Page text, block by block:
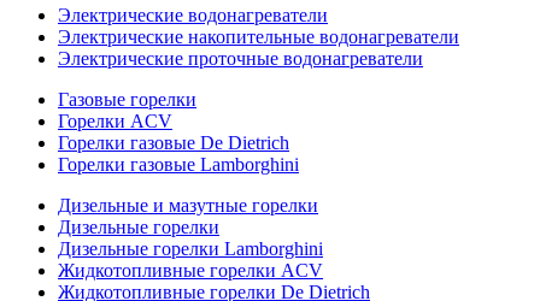
Электрические водонагреватели
Электрические накопительные водонагреватели
Электрические проточные водонагреватели
Газовые горелки
Горелки ACV
Горелки газовые De Dietrich
Горелки газовые Lamborghini
Дизельные и мазутные горелки
Дизельные горелки
Дизельные горелки Lamborghini
Жидкотопливные горелки ACV
Жидкотопливные горелки De Dietrich